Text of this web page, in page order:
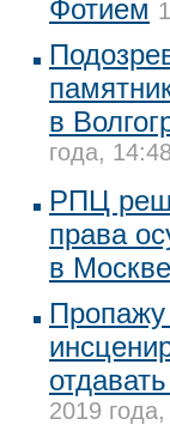
Фотием
в
года, 14:48
РПЦ
права
в Москве
Пропажу
2019